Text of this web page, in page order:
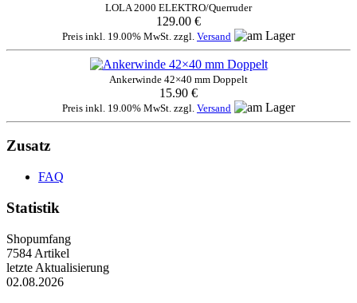
LOLA 2000 ELEKTRO/Querruder
129.00 €
Preis inkl. 19.00% MwSt. zzgl. Versand
Ankerwinde 42×40 mm Doppelt
15.90 €
Preis inkl. 19.00% MwSt. zzgl. Versand
Zusatz
FAQ
Statistik
Shopumfang
7584 Artikel
letzte Aktualisierung
02.08.2026